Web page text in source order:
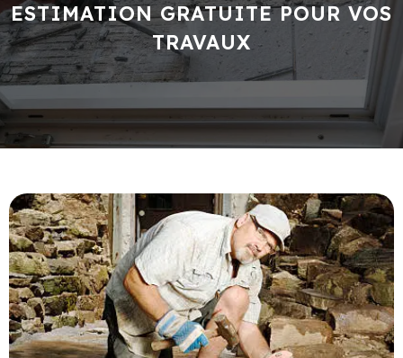
ESTIMATION GRATUITE POUR VOS
TRAVAUX